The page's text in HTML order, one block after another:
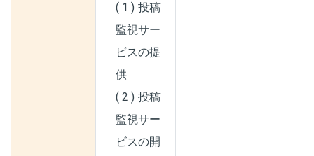
投稿
監視サー
ビスの提
供
投稿
監視サー
ビスの開